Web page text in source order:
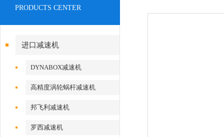
PRODUCTS CENTER
进口减速机
DYNABOX减速机
高精度涡轮蜗杆减速机
邦飞利减速机
罗西减速机